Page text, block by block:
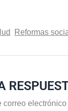
Reformas
correo electrónico